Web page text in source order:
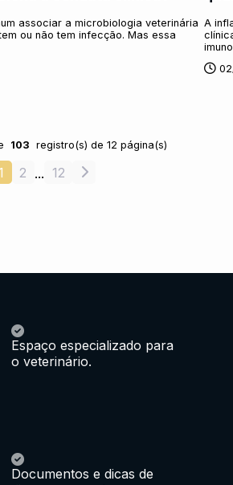
associar a microbiologia veterinária
ou não tem infecção. Mas essa
A
103 registro(s) de 12 página(s)
2 ... 12
Espaço especializado para
o veterinário.
Documentos e dicas de